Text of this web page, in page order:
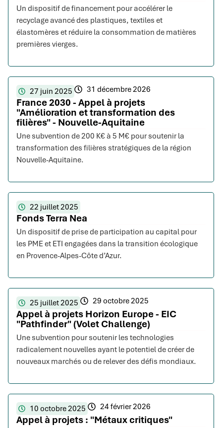
Un dispositif de financement pour accélérer le
recyclage avancé des plastiques, textiles et
élastomères et réduire la consommation de matières
premières vierges.
27 juin 2025 31 décembre 2026
France 2030 - Appel à projets
"Amélioration et transformation des
filières" - Nouvelle-Aquitaine
Une subvention de 200 K€ à 5 M€ pour soutenir la
transformation des filières stratégiques de la région
Nouvelle-Aquitaine.
22 juillet 2025
Fonds Terra Nea
Un dispositif de prise de participation au capital pour
les PME et ETI engagées dans la transition écologique
en Provence-Alpes-Côte d’Azur.
25 juillet 2025 29 octobre 2025
Appel à projets Horizon Europe - EIC
"Pathfinder" (Volet Challenge)
Une subvention pour soutenir les technologies
radicalement nouvelles ayant le potentiel de créer de
nouveaux marchés ou de relever des défis mondiaux.
10 octobre 2025 24 février 2026
Appel à projets : "Métaux critiques"